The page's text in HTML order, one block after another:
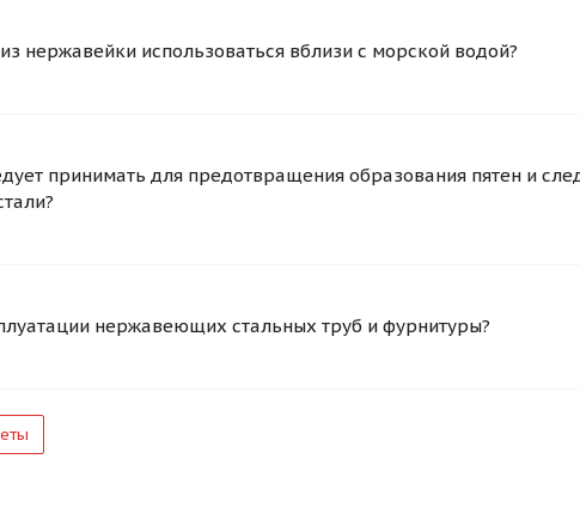
нержавейки использоваться вблизи с морской водой?
принимать для предотвращения образования пятен и
нержавеющих стальных труб и фурнитуры?